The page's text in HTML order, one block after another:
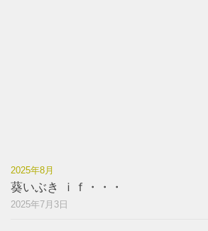
2025年8月
葵いぶき ｉｆ・・・
2025年7月3日